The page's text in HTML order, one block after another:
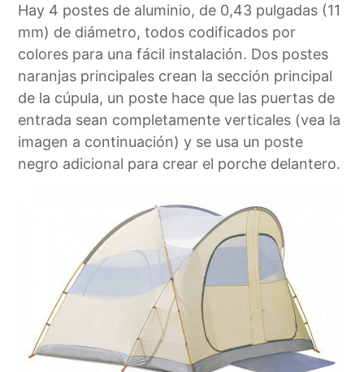
Hay 4 postes de aluminio, de 0,43 pulgadas (11
mm) de diámetro, todos codificados por
colores para una fácil instalación. Dos postes
naranjas principales crean la sección principal
de la cúpula, un poste hace que las puertas de
entrada sean completamente verticales (vea la
imagen a continuación) y se usa un poste
negro adicional para crear el porche delantero.